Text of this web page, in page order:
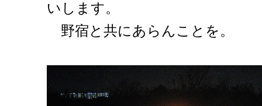
いします。
野宿と共にあらんことを。